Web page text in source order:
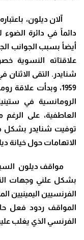
آلان ديلون،
دائماً في دائرة
أيضاً بسبب الجوانب
علاقتاته النسوية
شنايدر. التقى
1959، وبدأت
الرومانسية في
الاتهامات حول خيانة
مواقف ديلون
بشكل علني وجهات
الفرنسيين اليمينيين
المواقف ردود فعل
الفرنسي الذي يغلب